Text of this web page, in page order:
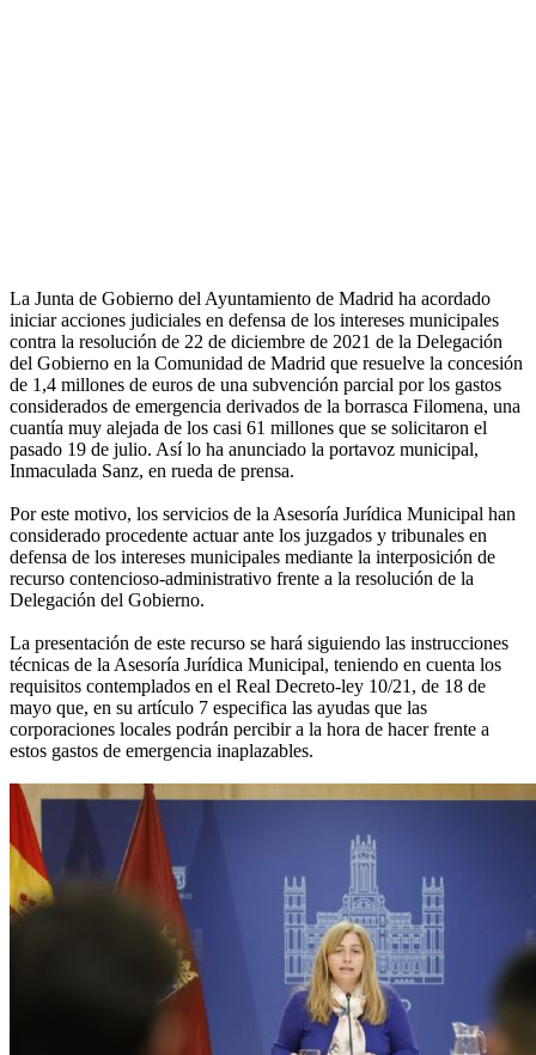
La Junta de Gobierno del Ayuntamiento de Madrid ha acordado
iniciar acciones judiciales en defensa de los intereses municipales
contra la resolución de 22 de diciembre de 2021 de la Delegación
del Gobierno en la Comunidad de Madrid que resuelve la concesión
de 1,4 millones de euros de una subvención parcial por los gastos
considerados de emergencia derivados de la borrasca Filomena, una
cuantía muy alejada de los casi 61 millones que se solicitaron el
pasado 19 de julio. Así lo ha anunciado la portavoz municipal,
Inmaculada Sanz, en rueda de prensa.
Por este motivo, los servicios de la Asesoría Jurídica Municipal han
considerado procedente actuar ante los juzgados y tribunales en
defensa de los intereses municipales mediante la interposición de
recurso contencioso-administrativo frente a la resolución de la
Delegación del Gobierno.
La presentación de este recurso se hará siguiendo las instrucciones
técnicas de la Asesoría Jurídica Municipal, teniendo en cuenta los
requisitos contemplados en el Real Decreto-ley 10/21, de 18 de
mayo que, en su artículo 7 especifica las ayudas que las
corporaciones locales podrán percibir a la hora de hacer frente a
estos gastos de emergencia inaplazables.